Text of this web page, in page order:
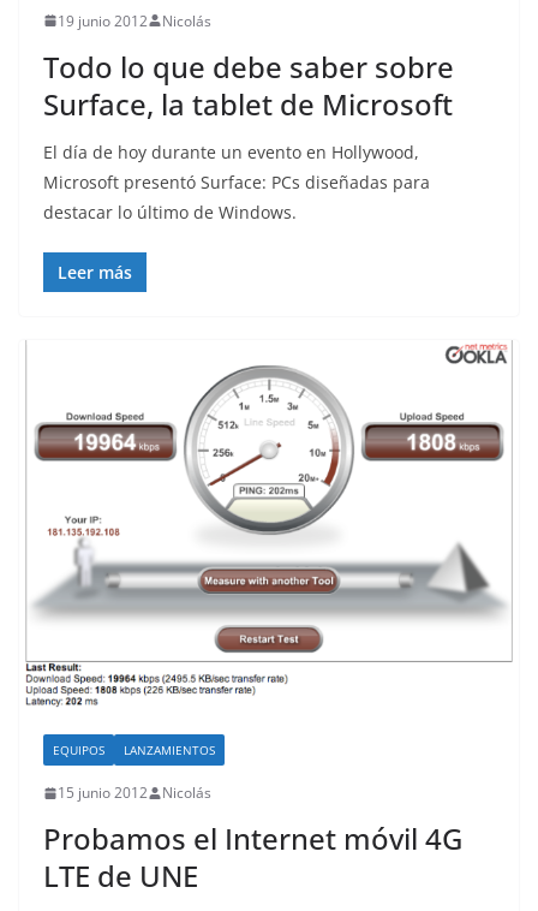
19 junio 2012 Nicolás
Todo lo que debe saber sobre
Surface, la tablet de Microsoft
El día de hoy durante un evento en Hollywood,
Microsoft presentó Surface: PCs diseñadas para
destacar lo último de Windows.
Leer más
EQUIPOS LANZAMIENTOS
15 junio 2012 Nicolás
Probamos el Internet móvil 4G
LTE de UNE